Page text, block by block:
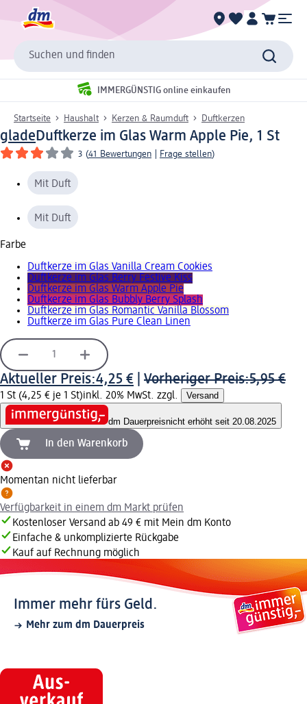
Suchen und finden
IMMERGÜNSTIG online einkaufen
Startseite Haushalt Kerzen & Raumduft Duftkerzen
gladeDuftkerze im Glas Warm Apple Pie, 1 St
3 (41 Bewertungen Frage stellen)
Mit Duft
Mit Duft
Farbe
Duftkerze im Glas Vanilla Cream Cookies
Duftkerze im Glas Berry Festive Kiss
Duftkerze im Glas Warm Apple Pie
Duftkerze im Glas Bubbly Berry Splash
Duftkerze im Glas Romantic Vanilla Blossom
Duftkerze im Glas Pure Clean Linen
Aktueller Preis:4,25 € Vorheriger Preis:5,95 €
1 St (4,25 € je 1 St)inkl. 20% MwSt. zzgl. Versand
dm Dauerpreisnicht erhöht seit 20.08.2025
In den Warenkorb
Momentan nicht lieferbar
Verfügbarkeit in einem dm Markt prüfen
Kostenloser Versand ab 49 € mit Mein dm Konto
Einfache & unkomplizierte Rückgabe
Kauf auf Rechnung möglich
Immer mehr fürs Geld.
Mehr zum dm Dauerpreis